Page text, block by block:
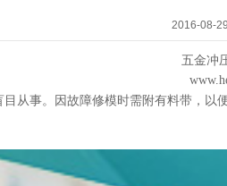
2016-08-
五金冲
从事。因故障修模时需附有料带，